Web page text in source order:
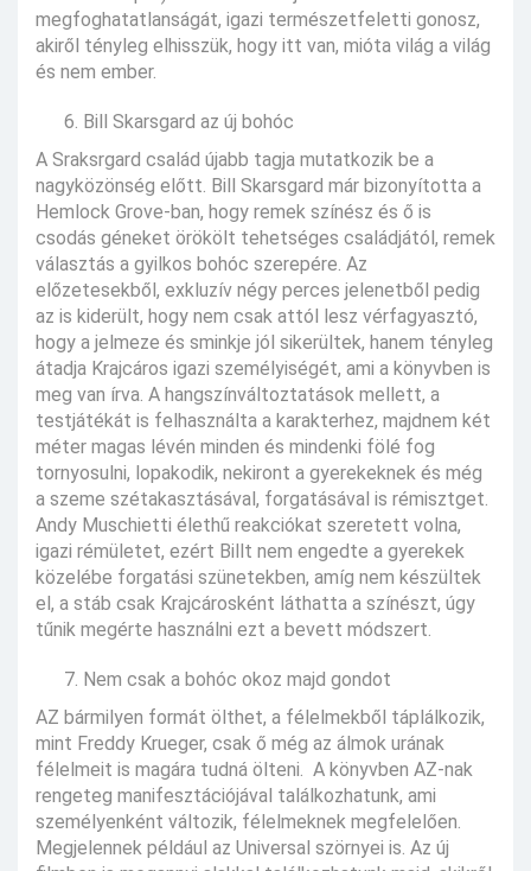
megfoghatatlanságát, igazi természetfeletti gonosz,
akiről tényleg elhisszük, hogy itt van, mióta világ a világ
és nem ember.
Bill Skarsgard az új bohóc
A Sraksrgard család újabb tagja mutatkozik be a
nagyközönség előtt. Bill Skarsgard már bizonyította a
Hemlock Grove-ban, hogy remek színész és ő is
csodás géneket örökölt tehetséges családjától, remek
választás a gyilkos bohóc szerepére. Az
előzetesekből, exkluzív négy perces jelenetből pedig
az is kiderült, hogy nem csak attól lesz vérfagyasztó,
hogy a jelmeze és sminkje jól sikerültek, hanem tényleg
átadja Krajcáros igazi személyiségét, ami a könyvben is
meg van írva. A hangszínváltoztatások mellett, a
testjátékát is felhasználta a karakterhez, majdnem két
méter magas lévén minden és mindenki fölé fog
tornyosulni, lopakodik, nekiront a gyerekeknek és még
a szeme szétakasztásával, forgatásával is rémisztget.
Andy Muschietti élethű reakciókat szeretett volna,
igazi rémületet, ezért Billt nem engedte a gyerekek
közelébe forgatási szünetekben, amíg nem készültek
el, a stáb csak Krajcárosként láthatta a színészt, úgy
tűnik megérte használni ezt a bevett módszert.
Nem csak a bohóc okoz majd gondot
AZ bármilyen formát ölthet, a félelmekből táplálkozik,
mint Freddy Krueger, csak ő még az álmok urának
félelmeit is magára tudná ölteni. A könyvben AZ-nak
rengeteg manifesztációjával találkozhatunk, ami
személyenként változik, félelmeknek megfelelően.
Megjelennek például az Universal szörnyei is. Az új